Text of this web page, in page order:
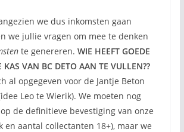
we dus inkomsten gaan
we jullie vragen om mee te denken
te genereren. WIE HEEFT GOEDE
KAS VAN BC DETO AAN TE VULLEN??
al opgegeven voor de Jantje Beton
Leo te Wierik). We moeten nog
de definitieve bevestiging van onze
en aantal collectanten 18+), maar we